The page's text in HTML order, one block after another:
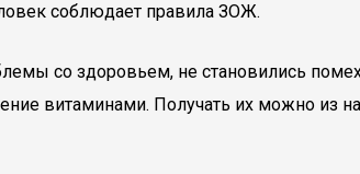
соблюдает правила ЗОЖ.
со здоровьем, не становились
витаминами. Получать их можно из